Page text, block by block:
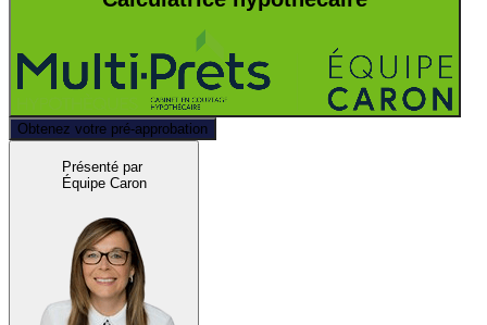
Obtenez votre pré-approbation
Présenté par
Équipe Caron